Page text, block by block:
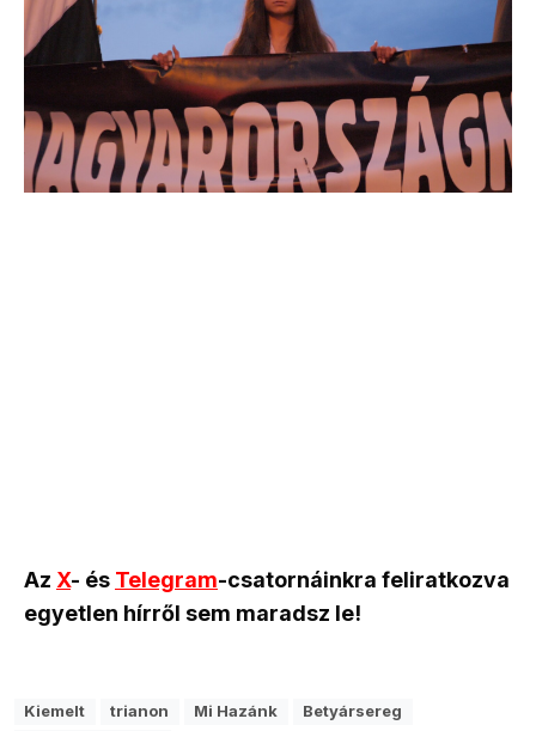
Az X- és Telegram-csatornáinkra feliratkozva
egyetlen hírről sem maradsz le!
Kiemelt trianon Mi Hazánk
Betyársereg